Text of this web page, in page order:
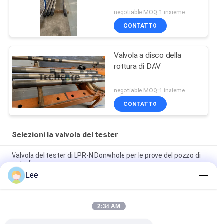
negotiable MOQ:1 insieme
CONTATTO
Valvola a disco della
rottura di DAV
negotiable MOQ:1 insieme
CONTATTO
Selezioni la valvola del tester
Valvola del tester di LPR-N Donwhole per le prove del pozzo di
petrolio
Valvola scelta del tester del martello dell'acciaio legato per
prova del gambo di trapano
Valvola difficile 15000psi OD 127.5mm del martello del gambo
Lee
2:34 AM